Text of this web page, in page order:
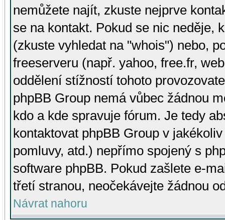
nemůžete najít, zkuste nejprve
se na kontakt. Pokud se nic neděje,
(zkuste vyhledat na "whois") nebo,
freeserveru (např. yahoo, free.fr,
oddělení stížností tohoto
phpBB Group nemá vůbec žádnou
kdo a kde spravuje fórum. Je tedy
kontaktovat phpBB Group v
pomluvy, atd.) nepřímo spojený s
software phpBB. Pokud zašlete e-
třetí stranou, neočekávejte žádnou
Návrat nahoru